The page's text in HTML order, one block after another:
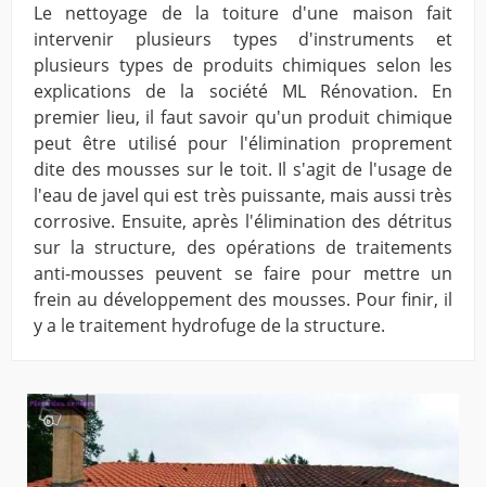
Le nettoyage de la toiture d'une maison fait
intervenir plusieurs types d'instruments et
plusieurs types de produits chimiques selon les
explications de la société ML Rénovation. En
premier lieu, il faut savoir qu'un produit chimique
peut être utilisé pour l'élimination proprement
dite des mousses sur le toit. Il s'agit de l'usage de
l'eau de javel qui est très puissante, mais aussi très
corrosive. Ensuite, après l'élimination des détritus
sur la structure, des opérations de traitements
anti-mousses peuvent se faire pour mettre un
frein au développement des mousses. Pour finir, il
y a le traitement hydrofuge de la structure.